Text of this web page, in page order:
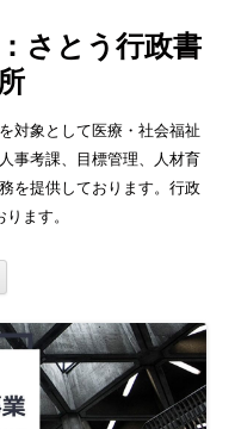
さとう行政書
対象として医療・社会福祉
事考課、目標管理、人材育
を提供しております。行政
ます。
ツ
へ
ッ
プ